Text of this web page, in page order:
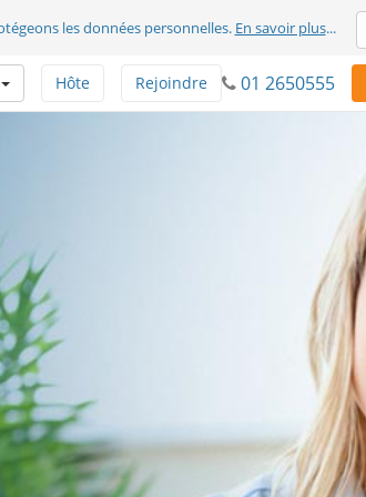
les données personnelles. En savoir plus...
01 2650555
Rejoindre
Hôte